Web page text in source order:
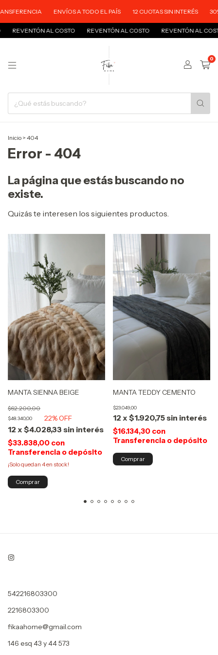
ENVÍOS A TODO EL PAÍS 12 CUOTAS SIN INTERÉS
REVENTÓN AL COSTO REVENTÓN AL COSTO REVENTÓN AL
0
Inicio > 404
Error - 404
La página que estás buscando no
existe.
Quizás te interesen los siguientes productos.
MANTA SIENNA BEIGE
$48.340,00
$62.200,00
22% OFF
12 x $4.028,33 sin interés
$33.838,00 con
Transferencia o depósito
¡Solo quedan 4en stock!
MANTA TEDDY CEMENTO
$23.049,00
12 x $1.920,75sin interés
$16.134,30 con
Transferencia o depósito
542216803300
2216803300
fikaahome@gmail.com
146 esq 43 y 44 573